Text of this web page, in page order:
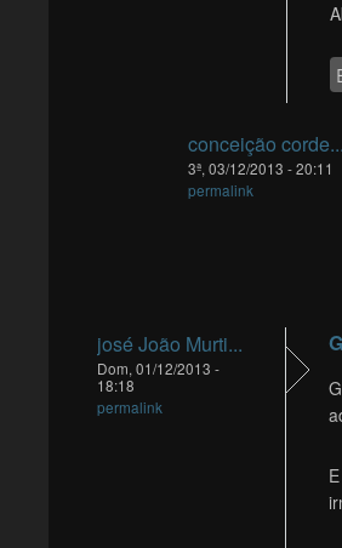
conceição corde...
3ª, 03/12/2013 - 20:11
permalink
josé João Murti...
Dom, 01/12/2013 -
18:18
permalink